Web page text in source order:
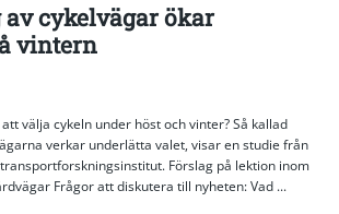
cykelvägar ökar
vintern
välja cykeln under höst och vinter? Så kallad
verkar underlätta valet, visar en studie från
Förslag på lektion inom
Frågor att diskutera till nyheten: Vad ...